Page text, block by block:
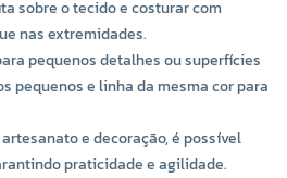
sobre o tecido e costurar com
nas extremidades.
pequenos detalhes ou superfícies
pequenos e linha da mesma cor para
e decoração, é possível
praticidade e agilidade.